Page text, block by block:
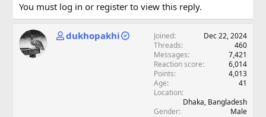
You must log in or register to view this reply.
dukhopakhi Joined
Dec 22, 2024
Threads
460
Messages
7,421
Reaction score
6,014
Points
4,013
Age
41
Location
Dhaka, Bangladesh
Gender
Male